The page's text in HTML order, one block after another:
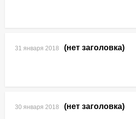
31 января 2018 (нет заголовка)
30 января 2018 (нет заголовка)